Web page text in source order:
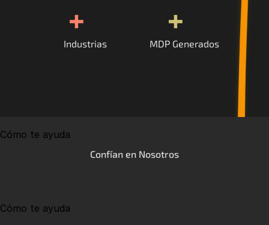
+
Industrias
+
MDP Generados
Cómo te ayuda
Confían en Nosotros
Cómo te ayuda